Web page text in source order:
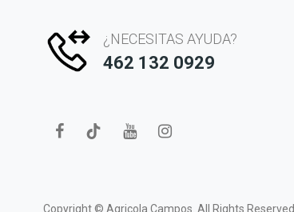
¿NECESITAS AYUDA?
462 132 0929
Copyright © Agricola Campos. All Rights Reserved